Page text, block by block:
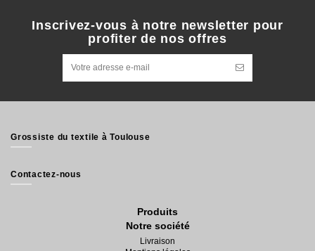
Inscrivez-vous à notre newsletter pour
profiter de nos offres
Grossiste du textile à Toulouse
Contactez-nous
Produits
Notre société
Livraison